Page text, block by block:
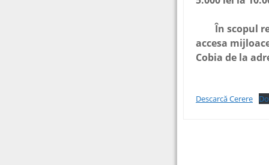
În scopul
accesa
Cobia de la
Descarcă Cerere